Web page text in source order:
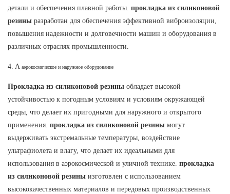
детали и обеспечения плавной работы. прокладка из силиконовой
резины разработан для обеспечения эффективной виброизоляции,
повышения надежности и долговечности машин и оборудования в
различных отраслях промышленности.
4. A аэрокосмическое и наружное оборудование
Прокладка из силиконовой резины обладает высокой
устойчивостью к погодным условиям и условиям окружающей
среды, что делает их пригодными для наружного и открытого
применения. прокладка из силиконовой резины могут
выдерживать экстремальные температуры, воздействие
ультрафиолета и влагу, что делает их идеальными для
использования в аэрокосмической и уличной технике. прокладка
из силиконовой резины изготовлен с использованием
высококачественных материалов и передовых производственных